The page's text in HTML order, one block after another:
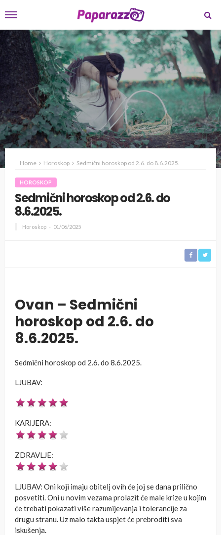
Home Horoskop Sedmični horoskop od 2.6. do 8.6.2025.
HOROSKOP
Sedmični horoskop od 2.6. do
8.6.2025.
Horoskop 01/06/2025
Ovan – Sedmični
horoskop od 2.6. do
8.6.2025.
Sedmični horoskop od 2.6. do 8.6.2025.
LJUBAV:
KARIJERA:
ZDRAVLJE:
LJUBAV: Oni koji imaju obitelj ovih će joj se dana prilično
posvetiti. Oni u novim vezama prolazit će male krize u kojim
će trebati pokazati više razumijevanja i tolerancije za
drugu stranu. Uz malo takta uspjet će prebroditi sva
iskušenja.